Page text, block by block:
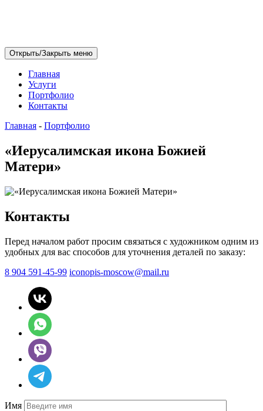
Открыть/Закрыть меню
Главная
Услуги
Портфолио
Контакты
Главная - Портфолио
«Иерусалимская икона Божией
Матери»
Контакты
Перед началом работ просим связаться с художником одним из
удобных для вас способов для уточнения деталей по заказу:
8 904 591-45-99 iconopis-moscow@mail.ru
Имя